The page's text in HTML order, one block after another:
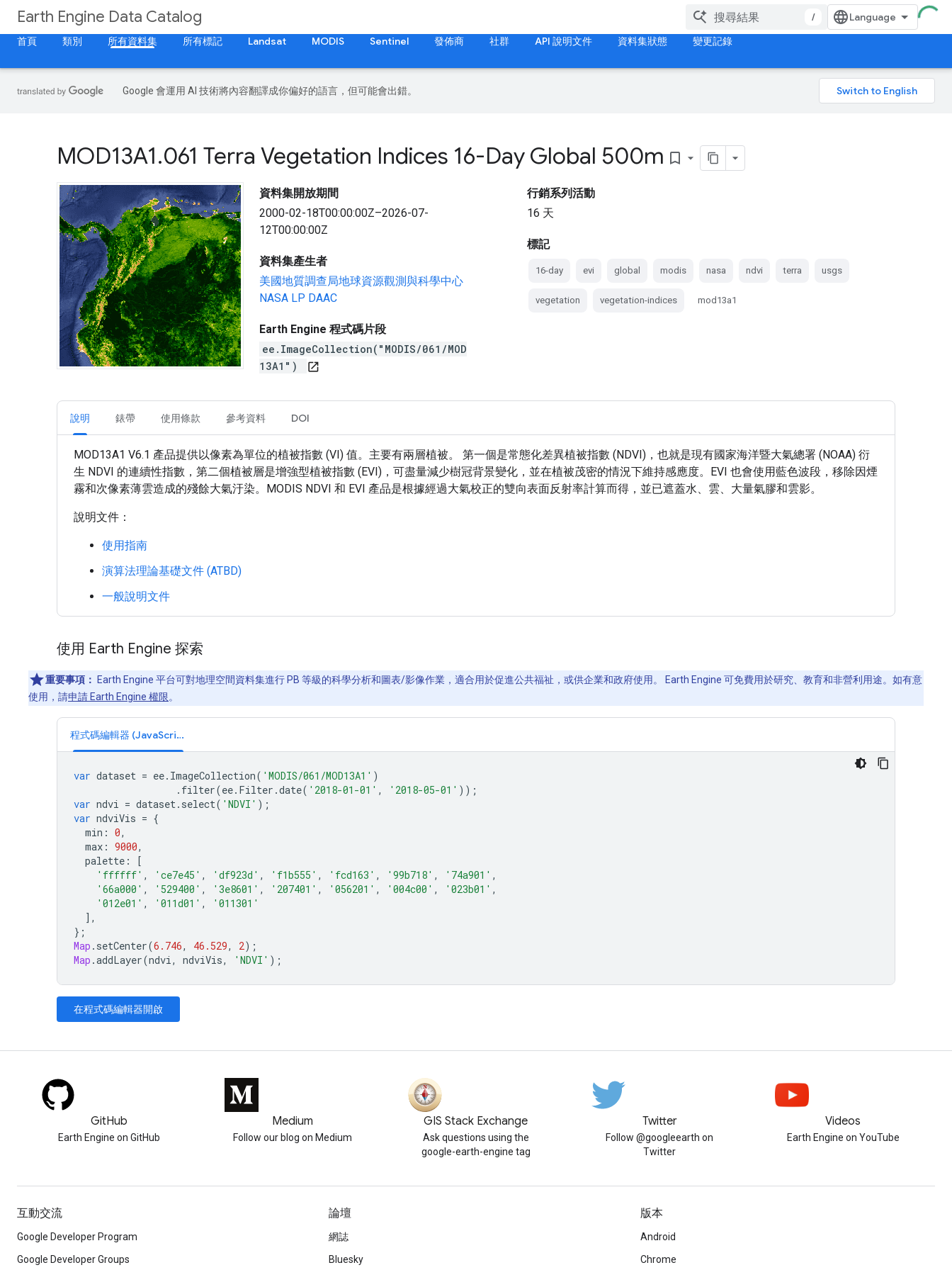
Earth Engine Data Catalog
/
首頁
類別 所有資料集 所有標記 Landsat MODIS Sentinel 發佈商 社群 API 說明文件 資料集狀態 變更記錄
Google 會運用 AI 技術將內容翻譯成你偏好的語言，但可能會出錯。
MOD13A1.061 Terra Vegetation Indices 16-Day Global 500m bookmark_border
資料集開放期間
2000-02-18T00:00:00Z–2026-07-
12T00:00:00Z
資料集產生者
美國地質調查局地球資源觀測與科學中心
NASA LP DAAC
Earth Engine 程式碼片段
ee.ImageCollection("MODIS/061/MOD
13A1")
open_in_new
行銷系列活動
16 天
標記
16-day evi global modis nasa ndvi terra usgs
vegetation vegetation-indices mod13a1
說明 錶帶 使用條款 參考資料 DOI
MOD13A1 V6.1 產品提供以像素為單位的植被指數 (VI) 值。主要有兩層植被。 第一個是常態化差異植被指數 (NDVI)，也就是現有國家海洋暨大氣總署 (NOAA) 衍
生 NDVI 的連續性指數，第二個植被層是增強型植被指數 (EVI)，可盡量減少樹冠背景變化，並在植被茂密的情況下維持感應度。EVI 也會使用藍色波段，移除因煙
霧和次像素薄雲造成的殘餘大氣汙染。MODIS NDVI 和 EVI 產品是根據經過大氣校正的雙向表面反射率計算而得，並已遮蓋水、雲、大量氣膠和雲影。
說明文件：
使用指南
演算法理論基礎文件 (ATBD)
一般說明文件
使用 Earth Engine 探索
重要事項：
Earth Engine 平台可對地理空間資料集進行 PB 等級的科學分析和圖表/影像作業，適合用於促進公共福祉，或供企業和政府使用。 Earth Engine 可免費用於研究、教育和非營利用途。如有意
使用，請申請 Earth Engine 權限。
程式碼編輯器 (JavaScript)
var dataset = ee. ImageCollection( 'MODIS/061/MOD13A1' )
. filter(ee. Filter .date( '2018-01-01' , '2018-05-01' ));
var ndvi = dataset. select( 'NDVI' );
var ndviVis = {
min : 0,
max : 9000,
palette :
[
'ffffff' , 'ce7e45' , 'df923d' , 'f1b555' , 'fcd163' , '99b718' , '74a901' ,
'66a000' , '529400' , '3e8601' , '207401' , '056201' , '004c00' , '023b01' ,
'012e01' , '011d01' ,
'011301'
],
};
Map . setCenter(6.746, 46.529, 2);
Map .addLayer(ndvi, ndviVis, 'NDVI' );
在程式碼編輯器開啟
GitHub
Earth Engine on GitHub
Medium
Follow our blog on Medium
GIS Stack Exchange
Ask questions using the
google-earth-engine tag
Twitter
Follow @googleearth on
Twitter
Videos
Earth Engine on YouTube
互動交流
Google Developer Program
Google Developer Groups
論壇
網誌
Bluesky
版本
Android
Chrome